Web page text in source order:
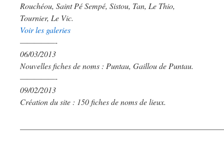
Rouchéou, Saint Pé Sempé, Sistou, Tan, Le Thio,
Tournier, Le Vic.
Voir les galeries
—————-
06/03/2013
Nouvelles fiches de noms : Puntau, Gaillou de Puntau.
—————-
09/02/2013
Création du site : 150 fiches de noms de lieux.